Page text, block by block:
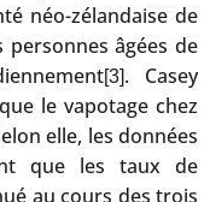
néo-zélandaise de
personnes âgées de
[3]. Casey
le vapotage chez
elle, les données
que les taux de
au cours des trois